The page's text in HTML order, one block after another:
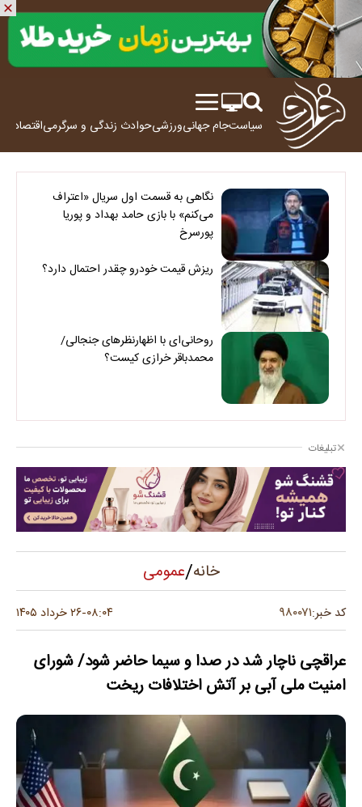
سیاستجام جهانیورزشیحوادث زندگی و سرگرمیاقتصاد
نگاهی به قسمت اول سریال «اعتراف
می‌کنم» با بازی حامد بهداد و پوریا
پورسرخ
ریزش قیمت خودرو چقدر احتمال دارد؟
روحانی‌ای با اظهارنظرهای جنجالی/
محمدباقر خرازی کیست؟
تبلیغات
خانه/عمومی
کد خبر:۹۸۰۰۷۱ ۰۸:۰۴-۲۶ خرداد ۱۴۰۵
عراقچی ناچار شد در صدا و سیما حاضر شود/ شورای
امنیت ملی آبی بر آتش اختلافات ریخت